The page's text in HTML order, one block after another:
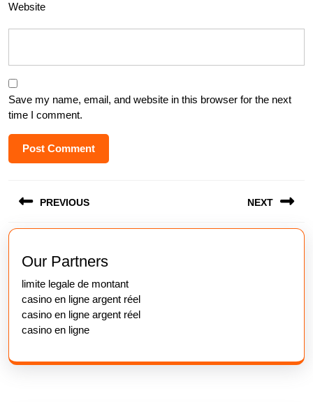
Website
Save my name, email, and website in this browser for the next
time I comment.
navigation
PREVIOUS
Previous
post:
NEXT
Our Partners
limite legale de montant
casino en ligne argent réel
casino en ligne argent réel
casino en ligne